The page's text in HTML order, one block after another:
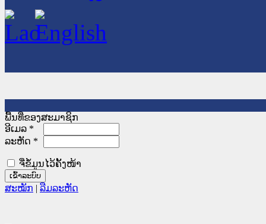
ພື້ນທີ່ຂອງສະມາຊິກ
ອີເມລ *
ລະຫັດ *
ຈື່ຂໍ້ມູນໄວ້ຄັ້ງໜ້າ
ສະໝັກ | ລືມລະຫັດ